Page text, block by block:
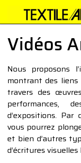
Vidéos
Nous proposons
montrant des
travers des
performances,
d’expositions.
vous pourrez
et bien d’autres
d’écritures